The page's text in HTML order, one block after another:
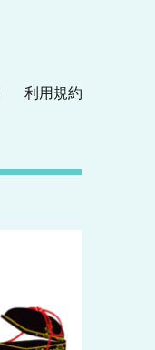
利用規約